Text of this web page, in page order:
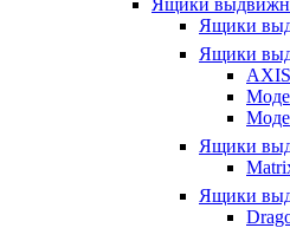
Ящики
Ящики
Ящики
Ящики